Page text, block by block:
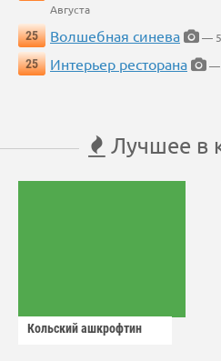
Августа
25
Волшебная синева
— 5
25
Интерьер ресторана —
Лучшее в
Кольский ашкрофтин